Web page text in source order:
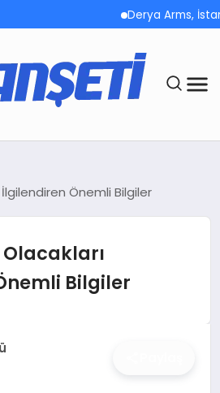
Derya Arms, İstanbul
İlgilendiren Önemli Bilgiler
Olacakları
Bilgiler